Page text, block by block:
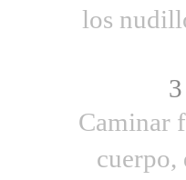
los
Caminar
cuerpo,